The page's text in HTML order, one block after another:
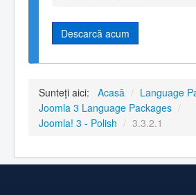
Descarcă acum
Sunteți aici: Acasă / Language
Joomla 3 Language Packages /
Joomla! 3 - Polish / 3.3.2.1